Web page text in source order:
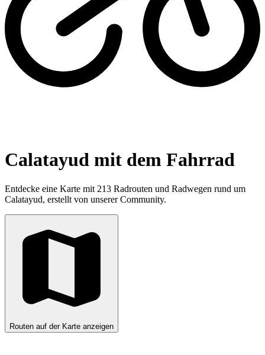
Calatayud mit dem Fahrrad
Entdecke eine Karte mit 213 Radrouten und Radwegen rund um
Calatayud, erstellt von unserer Community.
Routen auf der Karte anzeigen